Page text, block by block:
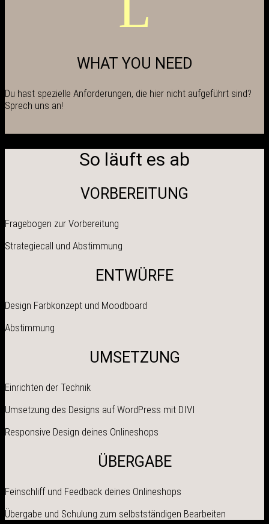
WHAT YOU NEED
Du hast spezielle Anforderungen, die hier nicht aufgeführt sind?
Sprech uns an!
So läuft es ab
VORBEREITUNG
Fragebogen zur Vorbereitung
Strategiecall und Abstimmung
ENTWÜRFE
Design Farbkonzept und Moodboard
Abstimmung
UMSETZUNG
Einrichten der Technik
Umsetzung des Designs auf WordPress mit DIVI
Responsive Design deines Onlineshops
ÜBERGABE
Feinschliff und Feedback deines Onlineshops
Übergabe und Schulung zum selbstständigen Bearbeiten